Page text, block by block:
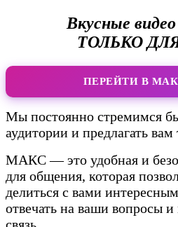
Вкусные
ТОЛЬКО
ПЕРЕЙТИ В
Мы постоянно стремимся
аудитории и предлагать
МАКС — это удобная и
для общения, которая
делиться с вами
отвечать на ваши вопросы